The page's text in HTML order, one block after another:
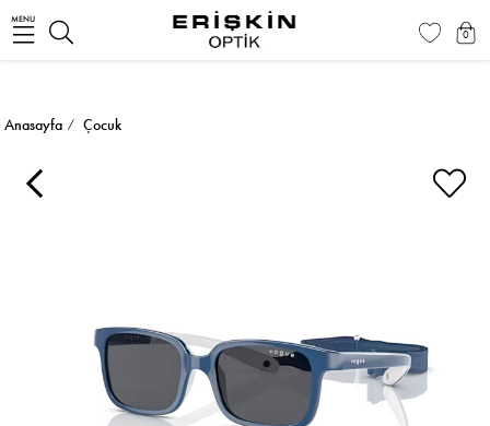
MENU
0
Anasayfa Çocuk